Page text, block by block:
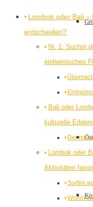
Lombok oder Bali –
entscheiden?
Nr. 1: Suchst
einheimisches
Bali oder
kulturelle
Der
Lombok oder
Aktivitäten
Surfen
Wohin